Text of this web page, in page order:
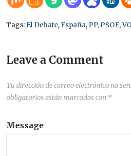
Tags:El Debate,España,PP,PSOE,
Leave a Comment
Tu dirección de correo electrónico no
obligatorios están marcados con *
Message